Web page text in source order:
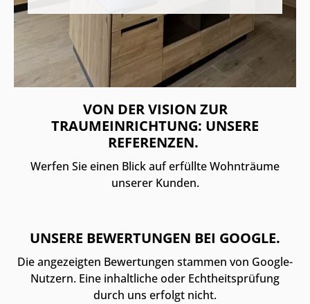
VON DER VISION ZUR
TRAUMEINRICHTUNG: UNSERE
REFERENZEN.
Werfen Sie einen Blick auf erfüllte Wohnträume
unserer Kunden.
UNSERE BEWERTUNGEN BEI GOOGLE.
Die angezeigten Bewertungen stammen von Google-
Nutzern. Eine inhaltliche oder Echtheitsprüfung
durch uns erfolgt nicht.